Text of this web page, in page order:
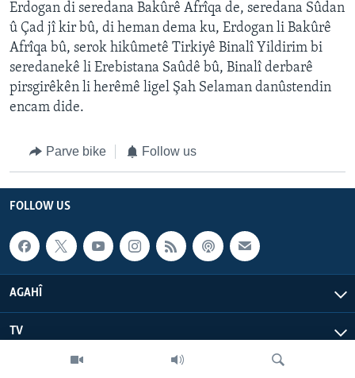
Erdogan di seredana Bakûrê Afrîqa de, seredana Sûdan
û Çad jî kir bû, di heman dema ku, Erdogan li Bakûrê
Afrîqa bû, serok hikûmetê Tirkiyê Binalî Yildirim bi
seredanekê li Erebistana Saûdê bû, Binalî derbarê
pirsgirêkên li herêmê ligel Şah Selaman danûstendin
encam dide.
Parve bike Follow us
FOLLOW US
AGAHÎ
TV